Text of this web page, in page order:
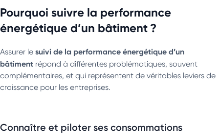
Pourquoi suivre la performance
énergétique d’un bâtiment ?
Assurer le suivi de la performance énergétique d’un
bâtiment répond à différentes problématiques, souvent
complémentaires, et qui représentent de véritables leviers de
croissance pour les entreprises.
Connaître et piloter ses consommations